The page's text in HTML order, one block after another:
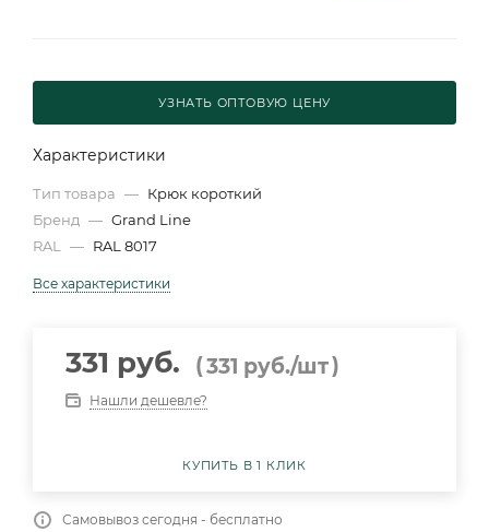
УЗНАТЬ ОПТОВУЮ ЦЕНУ
Характеристики
Тип товара — Крюк короткий
Бренд — Grand Line
RAL
— RAL 8017
Все характеристики
331 руб. (331 руб./шт)
Нашли дешевле?
КУПИТЬ В 1 КЛИК
Самовывоз сегодня - бесплатно